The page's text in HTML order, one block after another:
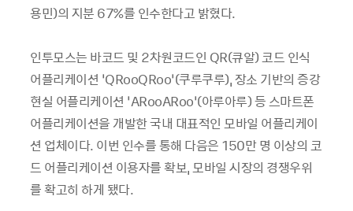
용민)의 지분 67%를 인수한다고 밝혔다.
인투모스는 바코드 및 2차원코드인 QR(큐알) 코드 인식
어플리케이션 ‘QRooQRoo’(쿠루쿠루), 장소 기반의 증강
현실 어플리케이션 ‘ARooARoo’(아루아루) 등 스마트폰
어플리케이션을 개발한 국내 대표적인 모바일 어플리케이
션 업체이다. 이번 인수를 통해 다음은 150만 명 이상의 코
드 어플리케이션 이용자를 확보, 모바일 시장의 경쟁우위
를 확고히 하게 됐다.